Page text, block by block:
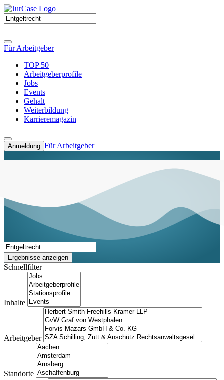
Für Arbeitgeber
TOP 50
Arbeitgeberprofile
Jobs
Events
Gehalt
Weiterbildung
Karrieremagazin
Anmeldung Für Arbeitgeber
Ergebnisse anzeigen
Schnellfilter
Inhalte
Arbeitgeber
Standorte